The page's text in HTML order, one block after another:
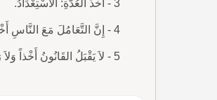
3 - أخْذُ العُدَّةِ: الاسْتِعْدَادُ.
4 - إِنَّ التَّعَامُلَ مَعَ النَّاسِ أَخْذٌ وَعَطَاءٌ : أَنْ تَأخُذَ وَتُعْطِيَ، تَبَادُلُ الآرَاءِ وَالْمُعَامَلاَتِ.
5 - لاَ يَقْبَلُ القَانُونُ أَخْذاً وَلاَ رَدّاً : لا يَقْبلُ النِّقاشَ والْمُجادَلَةَ. مَوْضُوعٌ قَابِلٌ لِلأخْذِ وَالرَّدِّ.